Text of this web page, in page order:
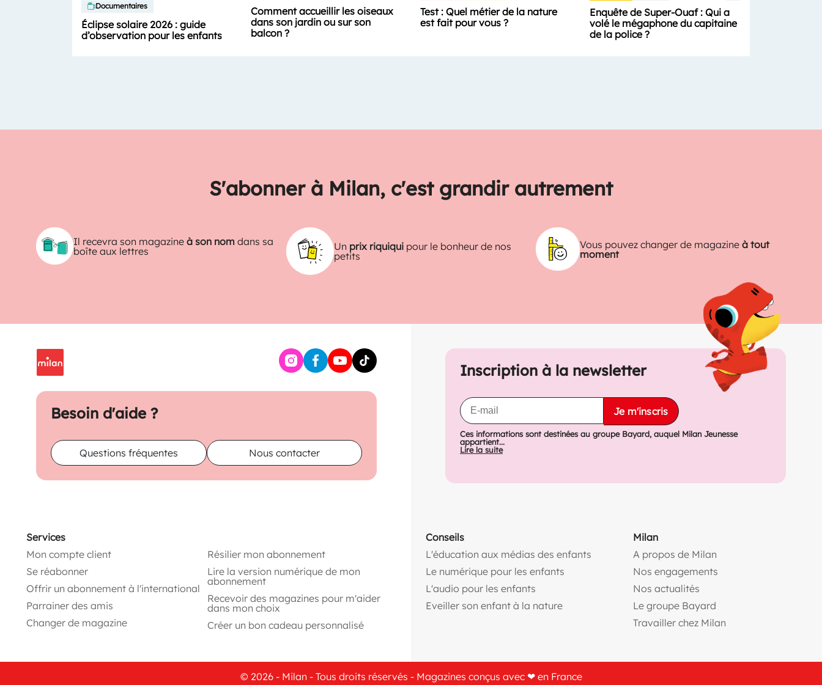
Documentaires
Éclipse solaire 2026 : guide
d’observation pour les enfants
Comment accueillir les oiseaux
dans son jardin ou sur son
balcon ?
Test : Quel métier de la nature
est fait pour vous ?
Enquête de Super-Ouaf : Qui a
volé le mégaphone du capitaine
de la police ?
S'abonner à Milan, c'est grandir autrement
Il recevra son magazineà son nom dans sa
boîte aux lettres
Un prix riquiqui pour le bonheur de nos
petits
Vous pouvez changer de magazine à tout
moment
Besoin d'aide ?
Questions fréquentes Nous contacter
Inscription à la newsletter
Je m'inscris
Ces informations sont destinées au groupe Bayard, auquel Milan Jeunesse
appartient...
Lire la suite
Services
Mon compte client
Se réabonner
Offrir un abonnement à l'international
Parrainer des amis
Changer de magazine
Résilier mon abonnement
Lire la version numérique de mon
abonnement
Recevoir des magazines pour m'aider
dans mon choix
Créer un bon cadeau personnalisé
Conseils
L'éducation aux médias des enfants
Le numérique pour les enfants
L'audio pour les enfants
Eveiller son enfant à la nature(ouvre une nouvelle fenêtre)
Milan
A propos de Milan
Nos engagements(ouvre une nouvelle
Nos actualités(ouvre une nouvelle
Le groupe Bayard(ouvre une nouvelle
Travailler chez Milan(ouvre une nouvelle
© 2026 - Milan - Tous droits réservés - Magazines conçus avec ❤ en France